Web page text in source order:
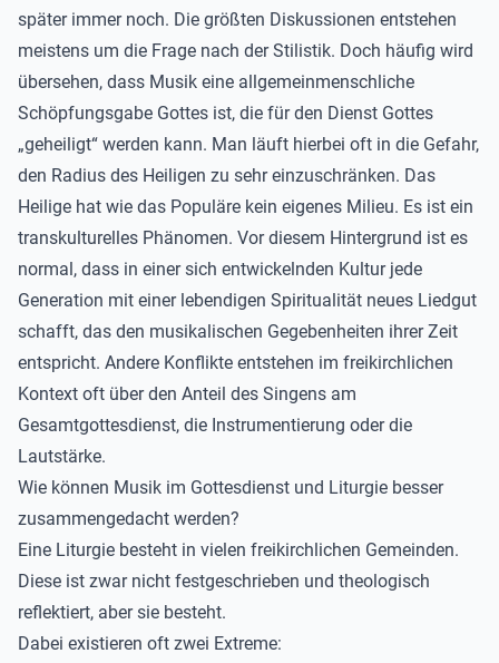
später immer noch. Die größten Diskussionen entstehen
meistens um die Frage nach der Stilistik. Doch häufig wird
übersehen, dass Musik eine allgemeinmenschliche
Schöpfungsgabe Gottes ist, die für den Dienst Gottes
„geheiligt“ werden kann. Man läuft hierbei oft in die Gefahr,
den Radius des Heiligen zu sehr einzuschränken. Das
Heilige hat wie das Populäre kein eigenes Milieu. Es ist ein
transkulturelles Phänomen. Vor diesem Hintergrund ist es
normal, dass in einer sich entwickelnden Kultur jede
Generation mit einer lebendigen Spiritualität neues Liedgut
schafft, das den musikalischen Gegebenheiten ihrer Zeit
entspricht. Andere Konflikte entstehen im freikirchlichen
Kontext oft über den Anteil des Singens am
Gesamtgottesdienst, die Instrumentierung oder die
Lautstärke.
Wie können Musik im Gottesdienst und Liturgie besser
zusammengedacht werden?
Eine Liturgie besteht in vielen freikirchlichen Gemeinden.
Diese ist zwar nicht festgeschrieben und theologisch
reflektiert, aber sie besteht.
Dabei existieren oft zwei Extreme: